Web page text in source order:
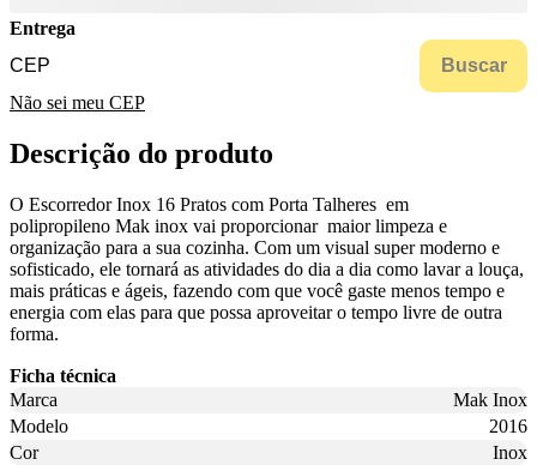
Entrega
Buscar
Não sei meu CEP
Descrição do produto
O Escorredor Inox 16 Pratos com Porta Talheres em
polipropileno Mak inox vai proporcionar maior limpeza e
organização para a sua cozinha. Com um visual super moderno e
sofisticado, ele tornará as atividades do dia a dia como lavar a louça,
mais práticas e ágeis, fazendo com que você gaste menos tempo e
energia com elas para que possa aproveitar o tempo livre de outra
forma.
Ficha técnica
Marca
Mak Inox
Modelo
2016
Cor
Inox